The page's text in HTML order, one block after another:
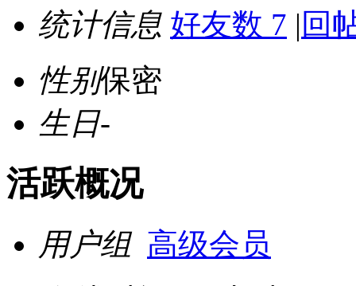
统计信息 好友数 7 | 回
性别保密
生日-
活跃概况
用户组 高级会员